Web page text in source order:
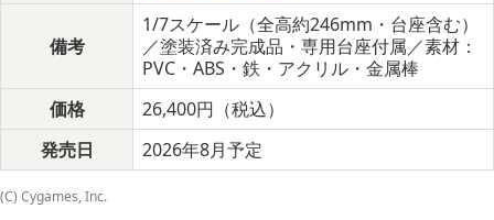
備考
1/7スケール（全高約246mm・台座含む）
／塗装済み完成品・専用台座付属／素材：
PVC・ABS・鉄・アクリル・金属棒
価格
26,400円（税込）
発売日
2026年8月予定
(C) Cygames, Inc.